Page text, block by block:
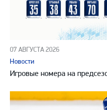
07 АВГУСТА 2026
Новости
Игровые номера на